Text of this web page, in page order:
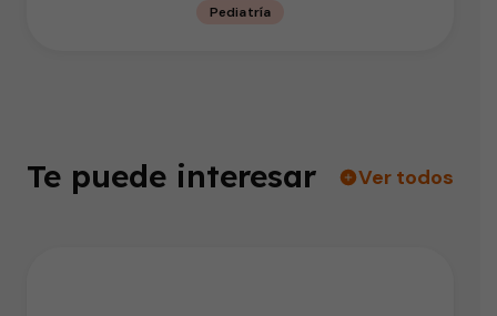
Pediatría
Te puede interesar Ver todos